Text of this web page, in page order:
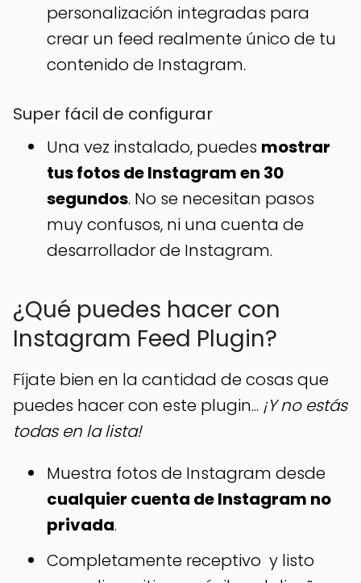
personalización integradas para
crear un feed realmente único de tu
contenido de Instagram.
Super fácil de configurar
Una vez instalado, puedes mostrar
tus fotos de Instagram en 30
segundos. No se necesitan pasos
muy confusos, ni una cuenta de
desarrollador de Instagram.
¿Qué puedes hacer con
Instagram Feed Plugin?
Fíjate bien en la cantidad de cosas que
puedes hacer con este plugin... ¡Y no estás
todas en la lista!
Muestra fotos de Instagram desde
cualquier cuenta de Instagram no
privada.
Completamente receptivo y listo